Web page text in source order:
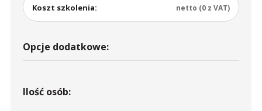
Koszt szkolenia: netto (0 z VAT)
Opcje dodatkowe:
Ilość osób: